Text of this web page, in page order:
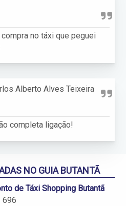
no táxi que peguei
Alberto Alves Teixeira
completa ligação!
NO GUIA BUTANTÃ
de Táxi Shopping Butantã
696